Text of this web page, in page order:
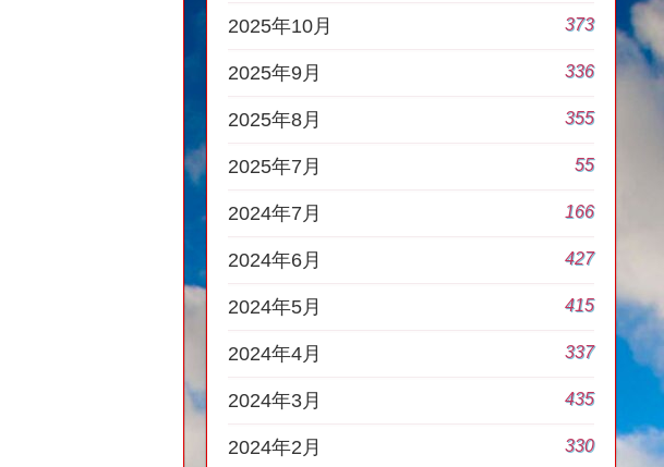
2025年10月 373
2025年9月 336
2025年8月 355
2025年7月 55
2024年7月 166
2024年6月 427
2024年5月 415
2024年4月 337
2024年3月 435
2024年2月 330